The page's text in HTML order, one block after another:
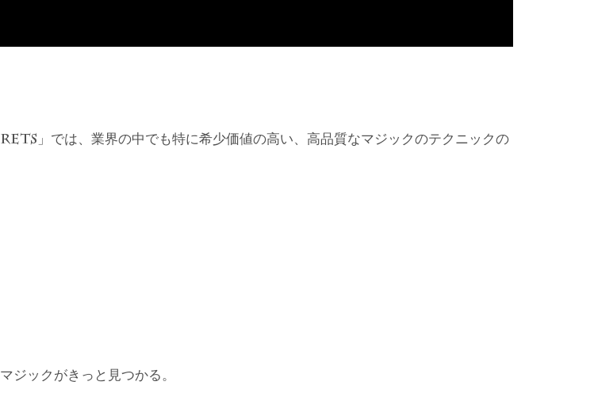
」では、業界の中でも特に希少価値の高い、高品質なマジックのテクニックの
ジックがきっと見つかる。